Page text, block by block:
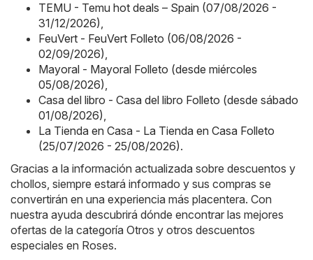
TEMU - Temu hot deals – Spain (07/08/2026 -
31/12/2026),
FeuVert - FeuVert Folleto (06/08/2026 -
02/09/2026),
Mayoral - Mayoral Folleto (desde miércoles
05/08/2026),
Casa del libro - Casa del libro Folleto (desde sábado
01/08/2026),
La Tienda en Casa - La Tienda en Casa Folleto
(25/07/2026 - 25/08/2026).
Gracias a la información actualizada sobre descuentos y
chollos, siempre estará informado y sus compras se
convertirán en una experiencia más placentera. Con
nuestra ayuda descubrirá dónde encontrar las mejores
ofertas de la categoría Otros y otros descuentos
especiales en Roses.